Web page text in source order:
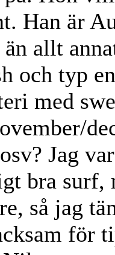
Han är
allt
och typ
med
Jag
bra surf,
så jag
för